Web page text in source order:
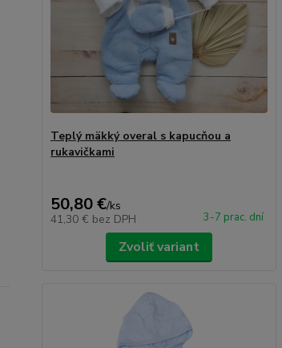
Teplý mäkký overal s kapucňou a
rukavičkami
50,80 €/ks
41,30 € bez DPH 3-7 prac. dní
Zvoliť variant